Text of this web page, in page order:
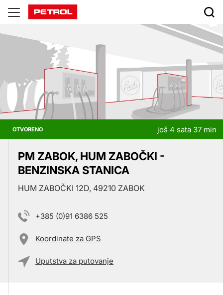
Prodajna
mjesta
OTVORENO još 4 sata 37 min
PM ZABOK, HUM ZABOČKI -
BENZINSKA STANICA
HUM ZABOČKI 12D, 49210 ZABOK
+385 (0)91 6386 525
Koordinate za GPS
Uputstva za putovanje